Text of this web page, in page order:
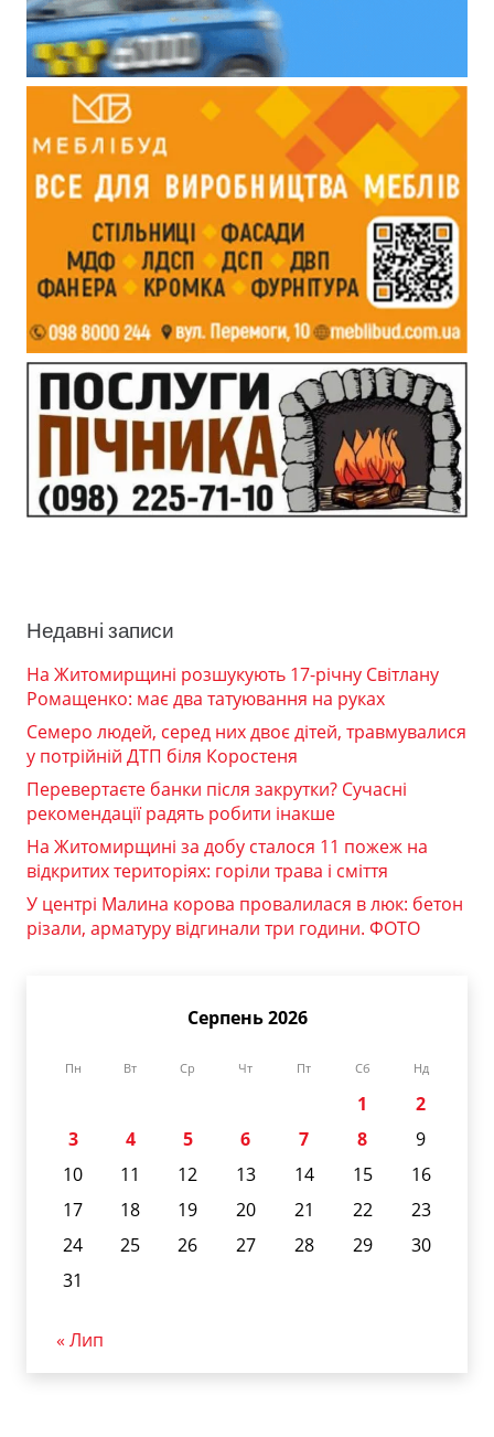
Недавні записи
На Житомирщині розшукують 17-річну Світлану
Ромащенко: має два татуювання на руках
Семеро людей, серед них двоє дітей, травмувалися
у потрійній ДТП біля Коростеня
Перевертаєте банки після закрутки? Сучасні
рекомендації радять робити інакше
На Житомирщині за добу сталося 11 пожеж на
відкритих територіях: горіли трава і сміття
У центрі Малина корова провалилася в люк: бетон
різали, арматуру відгинали три години. ФОТО
Серпень 2026
Пн Вт Ср Чт Пт Сб Нд
1
2
3
4 5 6 7 8
9
10
11 12 13 14 15
16
17
18 19 20 21 22
23
24
25 26 27 28 29
30
31
« Лип